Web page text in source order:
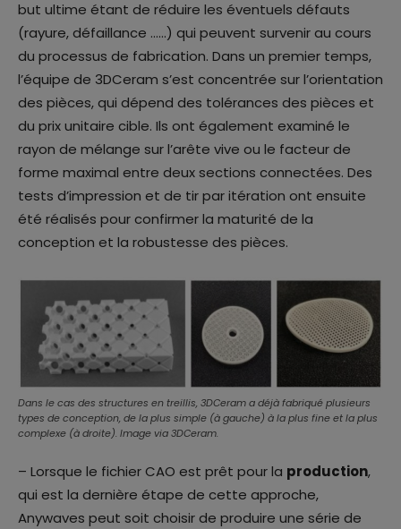
but ultime étant de réduire les éventuels défauts
(rayure, défaillance ……) qui peuvent survenir au cours
du processus de fabrication. Dans un premier temps,
l’équipe de 3DCeram s’est concentrée sur l’orientation
des pièces, qui dépend des tolérances des pièces et
du prix unitaire cible. Ils ont également examiné le
rayon de mélange sur l’arête vive ou le facteur de
forme maximal entre deux sections connectées. Des
tests d’impression et de tir par itération ont ensuite
été réalisés pour confirmer la maturité de la
conception et la robustesse des pièces.
Dans le cas des structures en treillis, 3DCeram a déjà fabriqué plusieurs
types de conception, de la plus simple (à gauche) à la plus fine et la plus
complexe (à droite). Image via 3DCeram.
– Lorsque le fichier CAO est prêt pour la production,
qui est la dernière étape de cette approche,
Anywaves peut soit choisir de produire une série de